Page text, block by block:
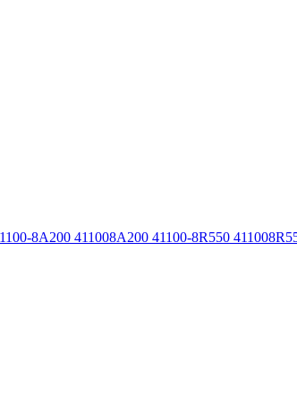
8A200 411008A200 41100-8R550